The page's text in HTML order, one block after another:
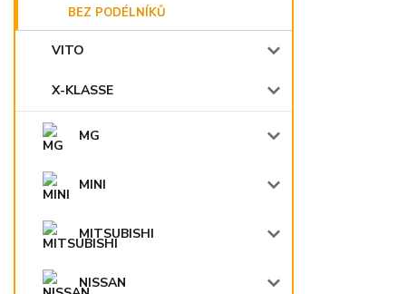
BEZ PODÉLNÍKŮ
VITO
X-KLASSE
MG
MINI
MITSUBISHI
NISSAN